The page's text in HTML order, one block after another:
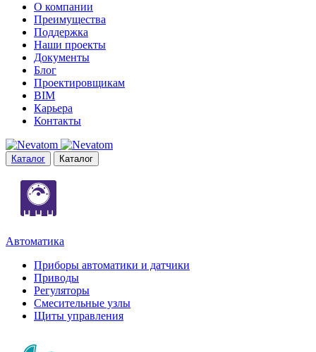
О компании
Преимущества
Поддержка
Наши проекты
Документы
Блог
Проектировщикам
BIM
Карьера
Контакты
Каталог Каталог
Автоматика
Приборы автоматики и датчики
Приводы
Регуляторы
Смесительные узлы
Щиты управления